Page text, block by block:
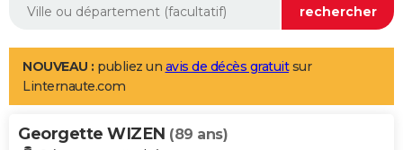
Aménagement intérieur
LIFESTYLE
Art de vivre
Bien-être
Loisirs
Mode
Modes de vie
Alimentation
Guide de la santé
Maladies
Médicaments
Sommeil
VOYAGE
NOUVEAU : publiez un avis de décès gratuitsur
Linternaute.com
Georgette WIZEN (89 ans)